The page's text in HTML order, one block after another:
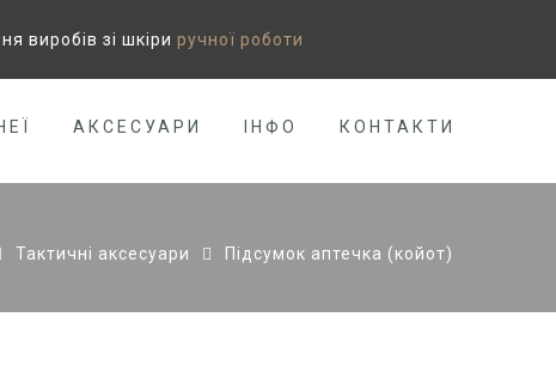
виробів зі шкіри ручної роботи
АКСЕСУАРИ ІНФО КОНТАКТИ
Тактичні аксесуари Підсумок аптечка (койот)